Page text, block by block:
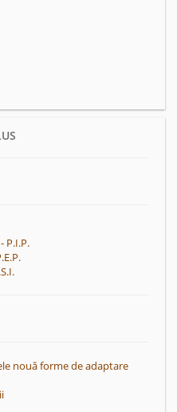
P.I.P.
nouă forme de adaptare